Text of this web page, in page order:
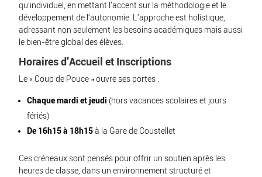
qu’individuel, en mettant l’accent sur la méthodologie et le
développement de l’autonomie. L’approche est holistique,
adressant non seulement les besoins académiques mais aussi
le bien-être global des élèves.
Horaires d’Accueil et Inscriptions
Le « Coup de Pouce » ouvre ses portes :
Chaque mardi et jeudi (hors vacances scolaires et jours
fériés)
De 16h15 à 18h15à la Gare de Coustellet
Ces créneaux sont pensés pour offrir un soutien après les
heures de classe, dans un environnement structuré et